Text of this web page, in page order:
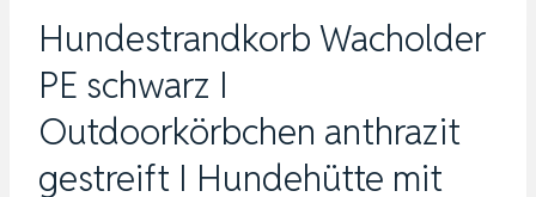
Hundestrandkorb Wacholder
PE schwarz I
Outdoorkörbchen anthrazit
gestreift I Hundehütte mit